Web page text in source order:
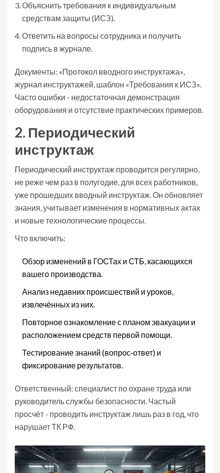
Объяснить требования к индивидуальным
средствам защиты (ИСЗ).
Ответить на вопросы сотрудника и получить
подпись в журнале.
Документы: «Протокол вводного инструктажа»,
журнал инструктажей, шаблон «Требования к ИСЗ».
Часто ошибки - недостаточная демонстрация
оборудования и отсутствие практических примеров.
2. Периодический
инструктаж
Периодический инструктаж проводится регулярно,
не реже чем раз в полугодие, для всех работников,
уже прошедших вводный инструктаж. Он обновляет
знания, учитывает изменения в нормативных актах
и новые технологические процессы.
Что включить:
Обзор изменений в ГОСТах и СТБ, касающихся
вашего производства.
Анализ недавних происшествий и уроков,
извлечённых из них.
Повторное ознакомление с планом эвакуации и
расположением средств первой помощи.
Тестирование знаний (вопрос‑ответ) и
фиксирование результатов.
Ответственный: специалист по охране труда или
руководитель службы безопасности. Частый
просчёт - проводить инструктаж лишь раз в год, что
нарушает ТК РФ.